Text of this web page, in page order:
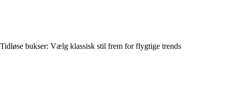
Tidløse bukser: Vælg klassisk stil frem for flygtige trends